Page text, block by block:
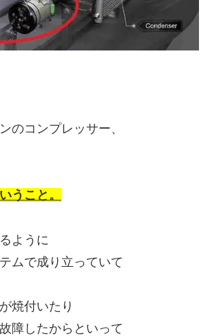
のコンプレッサー、
うこと。
ように
ムで成り立っていて
焼付いたり
障したからといって